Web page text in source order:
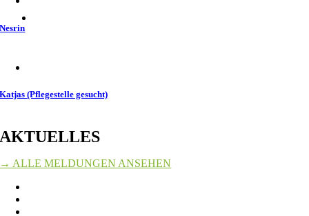
Nesrin
Katjas (Pflegestelle gesucht)
AKTUELLES
→ ALLE MELDUNGEN ANSEHEN